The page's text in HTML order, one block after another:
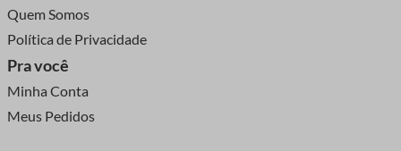
Quem Somos
Política de Privacidade
Pra você
Minha Conta
Meus Pedidos